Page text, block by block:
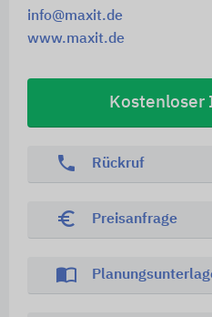
info@maxit.de
www.maxit.de
Kostenloser
phone Rückruf
euro_symbol Preisanfrage
import_contacts